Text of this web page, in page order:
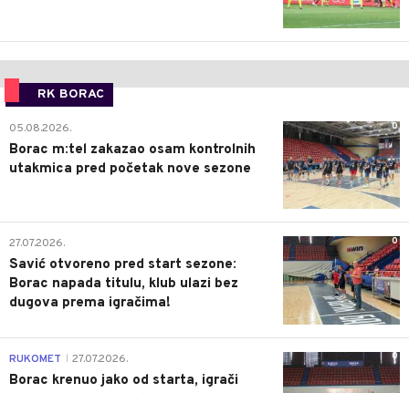
RK BORAC
0
05.08.2026.
Borac m:tel zakazao osam kontrolnih
utakmica pred početak nove sezone
0
27.07.2026.
Savić otvoreno pred start sezone:
Borac napada titulu, klub ulazi bez
dugova prema igračima!
0
RUKOMET 27.07.2026.
Borac krenuo jako od starta, igrači